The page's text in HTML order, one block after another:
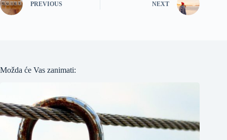
PREVIOUS NEXT
Možda će Vas zanimati: